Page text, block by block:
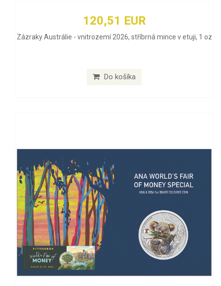
120,51 EUR
Zázraky Austrálie - vnitrozemí 2026, stříbrná mince v etuji, 1 oz
Do košíka